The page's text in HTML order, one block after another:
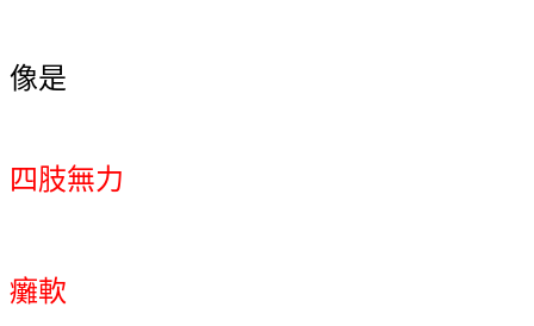
像是
四肢無力
癱軟